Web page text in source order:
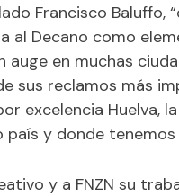
Francisco Baluffo,
al Decano como
auge en muchas
sus reclamos más
excelencia Huelva,
y donde tenemos
y a FNZN su